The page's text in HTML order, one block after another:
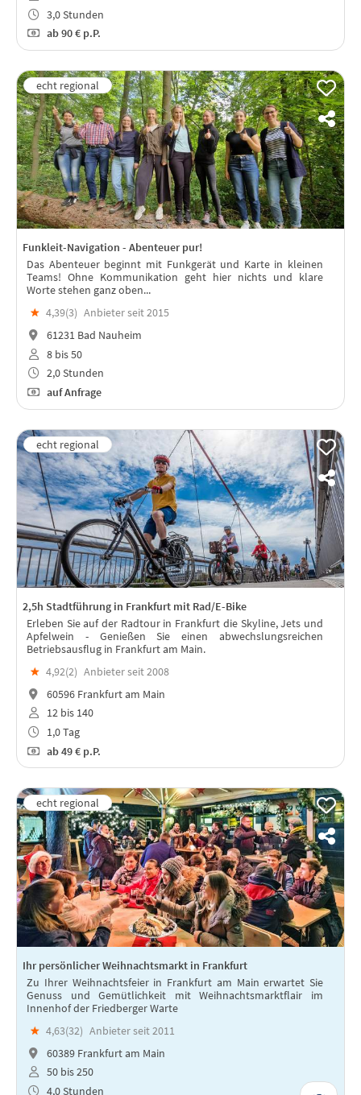
3,0 Stunden
ab90 € p.P.
Funkleit-Navigation - Abenteuer pur!
Das Abenteuer beginnt mit Funkgerät und Karte in kleinen
Teams! Ohne Kommunikation geht hier nichts und klare
Worte stehen ganz oben...
★ 4,39(3) Anbieter seit 2015
61231 Bad Nauheim
8 bis 50
2,0 Stunden
auf Anfrage
2,5h Stadtführung in Frankfurt mit Rad/E-Bike
Erleben Sie auf der Radtour in Frankfurt die Skyline, Jets und
Apfelwein - Genießen Sie einen abwechslungsreichen
Betriebsausflug in Frankfurt am Main.
★ 4,92(2) Anbieter seit 2008
60596 Frankfurt am Main
12 bis 140
1,0 Tag
ab49 € p.P.
Ihr persönlicher Weihnachtsmarkt in Frankfurt
Zu Ihrer Weihnachtsfeier in Frankfurt am Main erwartet Sie
Genuss und Gemütlichkeit mit Weihnachtsmarktflair im
Innenhof der Friedberger Warte
★ 4,63(32) Anbieter seit 2011
60389 Frankfurt am Main
50 bis 250
4,0 Stunden